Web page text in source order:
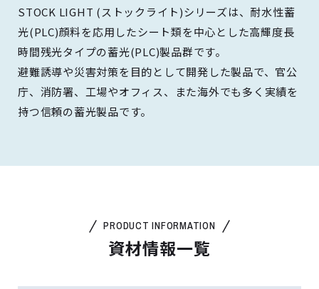
STOCK LIGHT (ストックライト)シリーズは、耐水性蓄
光(PLC)顔料を応用したシート類を中心とした高輝度長
時間残光タイプの蓄光(PLC)製品群です。
避難誘導や災害対策を目的として開発した製品で、官公
庁、消防署、工場やオフィス、また海外でも多く実績を
持つ信頼の蓄光製品です。
PRODUCT INFORMATION
資材情報一覧